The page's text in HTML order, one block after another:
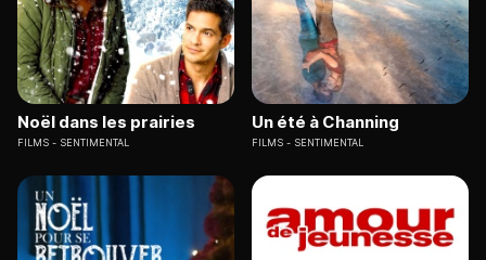
Noël dans les prairies
FILMS SENTIMENTAL
Un été à Channing
FILMS SENTIMENTAL